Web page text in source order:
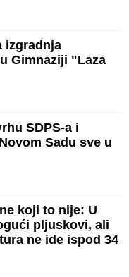
izgradnja
Gimnaziji "Laza
SDPS-a i
Sadu sve u
koji to nije: U
pljuskovi, ali
ne ide ispod 34